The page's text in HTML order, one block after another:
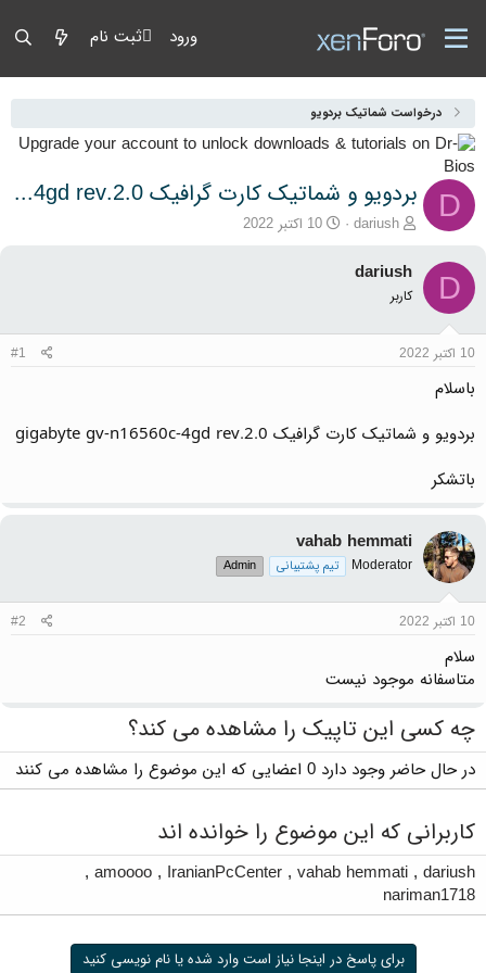
ورود ثبت نام
درخواست شماتیک بردویو
D بردویو و شماتیک کارت گرافیک gigabyte gv-n16560c-4gd rev.2.0
آغازگر گفتمان
dariush تاریخ شروع
10 اکتبر 2022
D
dariush
کاربر
10 اکتبر 2022 #1
باسلام
بردویو و شماتیک کارت گرافیک gigabyte gv-n16560c-4gd rev.2.0
باتشکر
vahab hemmati
Moderator تیم پشتیبانی Admin
10 اکتبر 2022 #2
سلام
متاسفانه موجود نیست
چه کسی این تاپیک را مشاهده می کند؟
در حال حاضر وجود دارد 0 اعضایی که این موضوع را مشاهده می کنند
کاربرانی که این موضوع را خوانده اند
dariush
,
vahab hemmati
,
IranianPcCenter
,
amoooo
,
nariman1718
برای پاسخ در اینجا نیاز است وارد شده یا نام نویسی کنید